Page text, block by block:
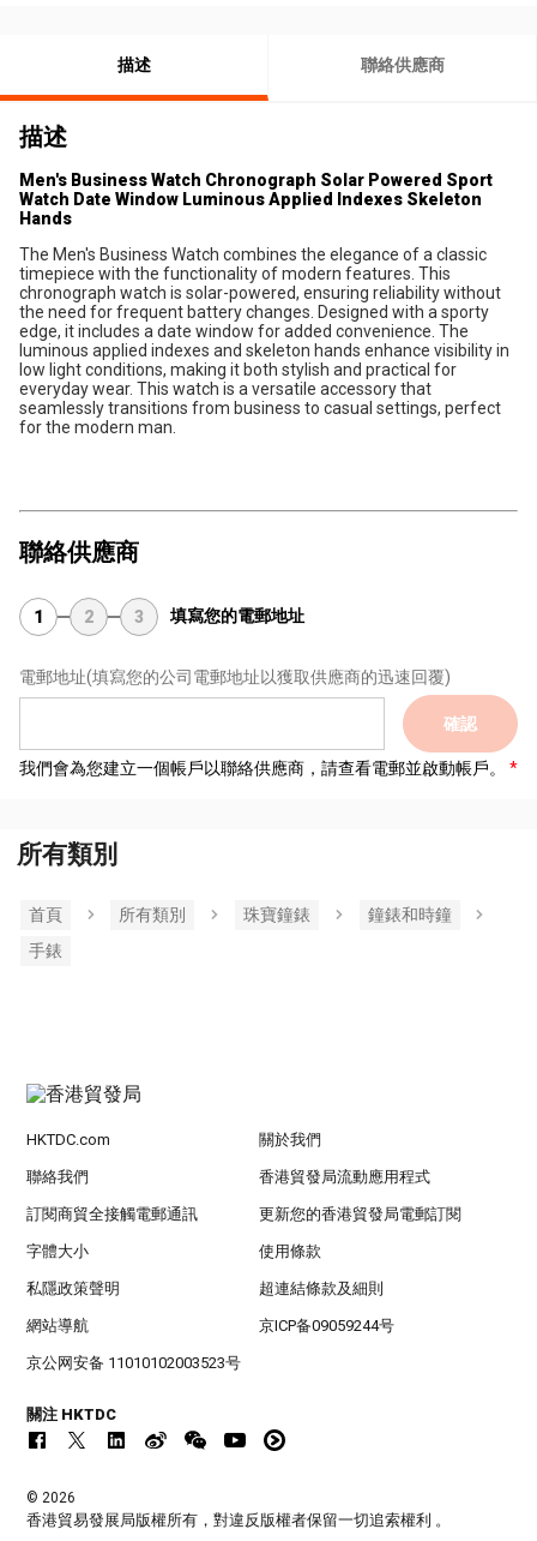
描述 聯絡供應商
描述
Men's Business Watch Chronograph Solar Powered Sport
Watch Date Window Luminous Applied Indexes Skeleton
Hands
The Men's Business Watch combines the elegance of a classic
timepiece with the functionality of modern features. This
chronograph watch is solar-powered, ensuring reliability without
the need for frequent battery changes. Designed with a sporty
edge, it includes a date window for added convenience. The
luminous applied indexes and skeleton hands enhance visibility in
low light conditions, making it both stylish and practical for
everyday wear. This watch is a versatile accessory that
seamlessly transitions from business to casual settings, perfect
for the modern man.
聯絡供應商
1 2 3 填寫您的電郵地址
電郵地址(填寫您的公司電郵地址以獲取供應商的迅速回覆)
確認
我們會為您建立一個帳戶以聯絡供應商，請查看電郵並啟動帳戶。
所有類別
首頁 所有類別 珠寶鐘錶
鐘錶和時鐘
手錶
HKTDC.com 關於我們
聯絡我們 香港貿發局流動應用程式
訂閱商貿全接觸電郵通訊 更新您的香港貿發局電郵訂閱
字體大小 使用條款
私隱政策聲明 超連結條款及細則
網站導航 京ICP备09059244号
京公网安备 11010102003523号
關注 HKTDC
© 2026
香港貿易發展局版權所有，對違反版權者保留一切追索權利 。